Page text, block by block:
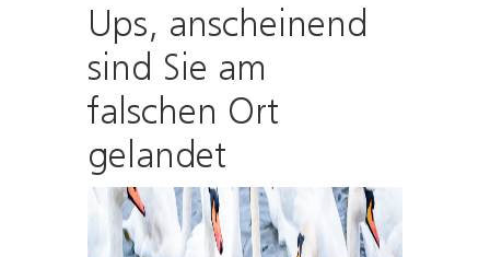
Ups, anscheinend
sind Sie am
falschen Ort
gelandet